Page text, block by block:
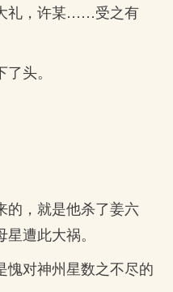
礼，许某……受之有
头。
的，就是他杀了姜六
遭此大祸。
愧对神州星数之不尽的